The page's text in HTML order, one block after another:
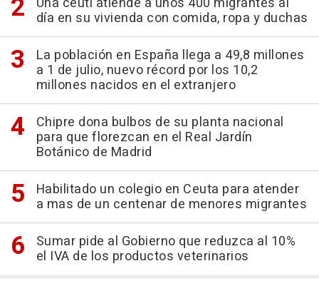
día en su vivienda con comida, ropa y duchas
La población en España llega a 49,8 millones
a 1 de julio, nuevo récord por los 10,2
millones nacidos en el extranjero
Chipre dona bulbos de su planta nacional
para que florezcan en el Real Jardín
Botánico de Madrid
Habilitado un colegio en Ceuta para atender
a mas de un centenar de menores migrantes
Sumar pide al Gobierno que reduzca al 10%
el IVA de los productos veterinarios